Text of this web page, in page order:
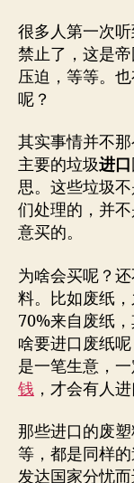
很多人第一次
禁止了，这是
压迫，等等。
呢？
其实事情并不
主要的垃圾进口
思。这些垃圾
们处理的，并
意买的。
为啥会买呢？
料。比如废纸
70%来自废纸
啥要进口废纸
是一笔生意，
钱 ，才会有人进
那些进口的废
等，都是同样
发达国家分忧